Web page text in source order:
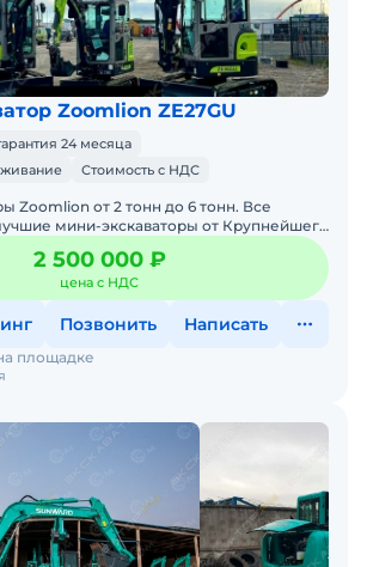
Zoomlion ZE27GU
24 месяца
Стоимость с НДС
Zoomlion от 2 тонн до 6 тонн. Все
мини-экскаваторы от Крупнейшего
из Китая, в наличии со складов в
2 500 000 ₽
цена с НДС
Позвонить Написать
площадке